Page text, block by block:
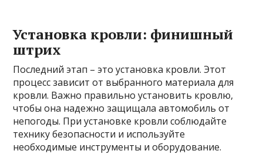
Установка кровли: финишный
штрих
Последний этап – это установка кровли. Этот
процесс зависит от выбранного материала для
кровли. Важно правильно установить кровлю,
чтобы она надежно защищала автомобиль от
непогоды. При установке кровли соблюдайте
технику безопасности и используйте
необходимые инструменты и оборудование.